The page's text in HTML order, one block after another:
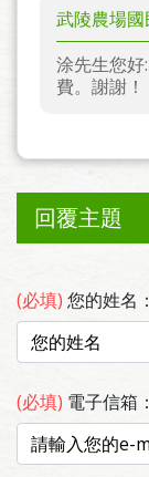
武陵農場
涂先生您
費。謝謝！
回覆主題
(必填) 您的姓名：
(必填) 電子信箱：